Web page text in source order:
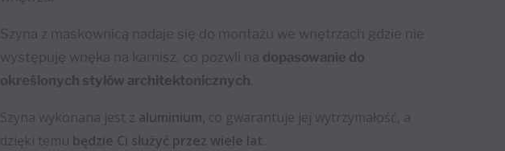
Szyna z maskownicą nadaje się do montażu we wnętrzach gdzie nie
występuję wnęka na karnisz, co pozwli na dopasowanie do
określonych stylów architektonicznych
Szyna wykonana jest z aluminium, co gwarantuje jej wytrzymałość, a
dzięki temu będzie Ci służyć przez wiele lat.